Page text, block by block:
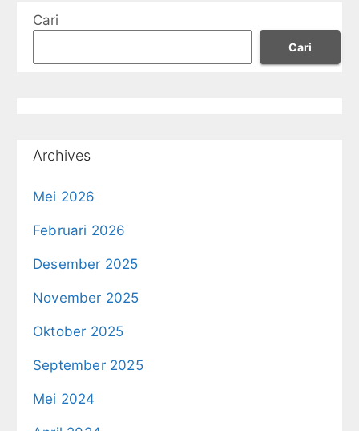
Cari
Cari
Archives
Mei 2026
Februari 2026
Desember 2025
November 2025
Oktober 2025
September 2025
Mei 2024